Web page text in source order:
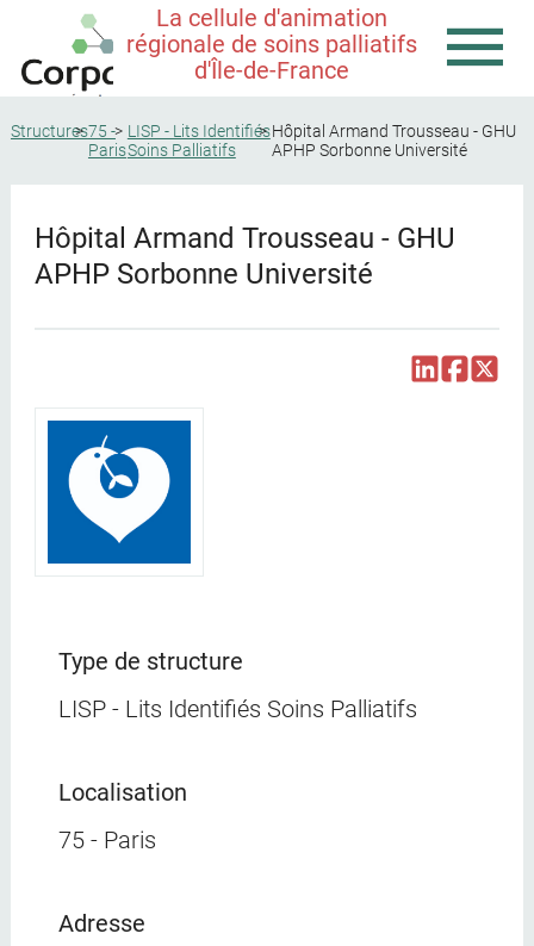
La cellule d'animation
régionale de soins palliatifs
d'Île-de-France
Structures75 -
Paris
LISP - Lits Identifiés
Soins Palliatifs
Hôpital Armand Trousseau - GHU
APHP Sorbonne Université
Hôpital Armand Trousseau - GHU
APHP Sorbonne Université
Type de structure
LISP - Lits Identifiés Soins Palliatifs
Localisation
75 - Paris
Adresse